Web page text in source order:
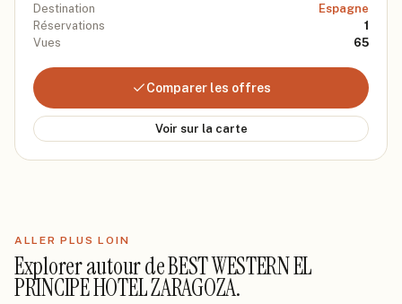
Destination
Espagne
Réservations
1
Vues
65
Comparer les offres
Voir sur la carte
ALLER PLUS LOIN
Explorer autour deBEST WESTERN EL
PRINCIPE HOTEL ZARAGOZA.